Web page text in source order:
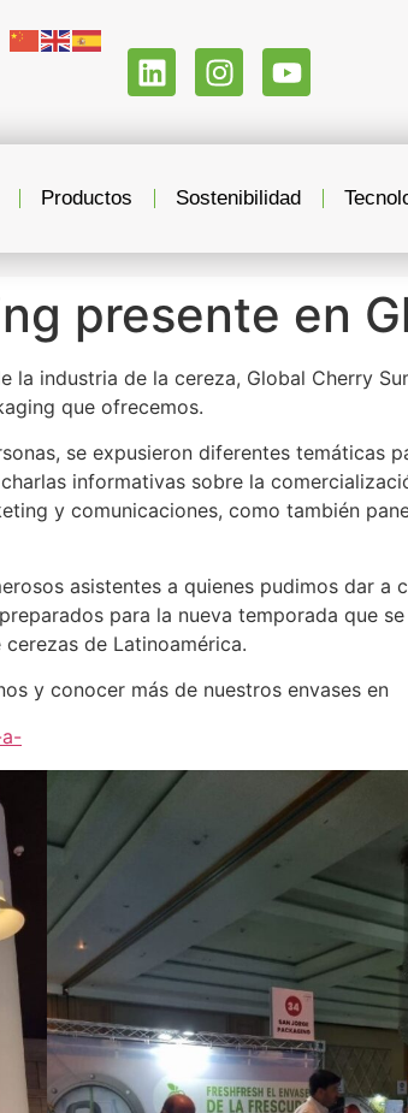
Productos Sostenibilidad
presente en
la industria de la cereza, Global Cherry
que ofrecemos.
se expusieron diferentes temáticas
informativas sobre la
y comunicaciones, como también
asistentes a quienes pudimos dar
para la nueva temporada que
de Latinoamérica.
y conocer más de nuestros envases en